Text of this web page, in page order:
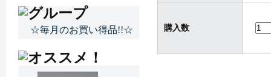
購入数
☆毎月のお買い得品!!☆